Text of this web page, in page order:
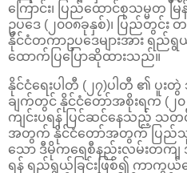
ကြောင်း၊ ပြည်ထောင်စုသမ္မတ မ
ဥပဒေ (၂၀၀၈ခုနှစ်)၊ ပြည်တွင်း
နိုင်ငံတကာဥပဒေများအား ရည်ရွ
ထောက်ပြပြောဆိုထားသည်။
နိုင်ငံရေးပါတီ (၂၇)ပါတီ ၏ ပူ
ချက်တွင် နိုင်ငံတော်အစိုးရက (၂
ကျင်းပရန် ပြင်ဆင်နေသည့် သတ
အတွက် နိုင်ငံတော်အတွက် ပြည်သူ
သော ဒီမိုကရေစီနည်းလမ်းတကျ
ရန် ရည်ရွယ်ခြင်းဖြစ်၍ ကာကွယ်